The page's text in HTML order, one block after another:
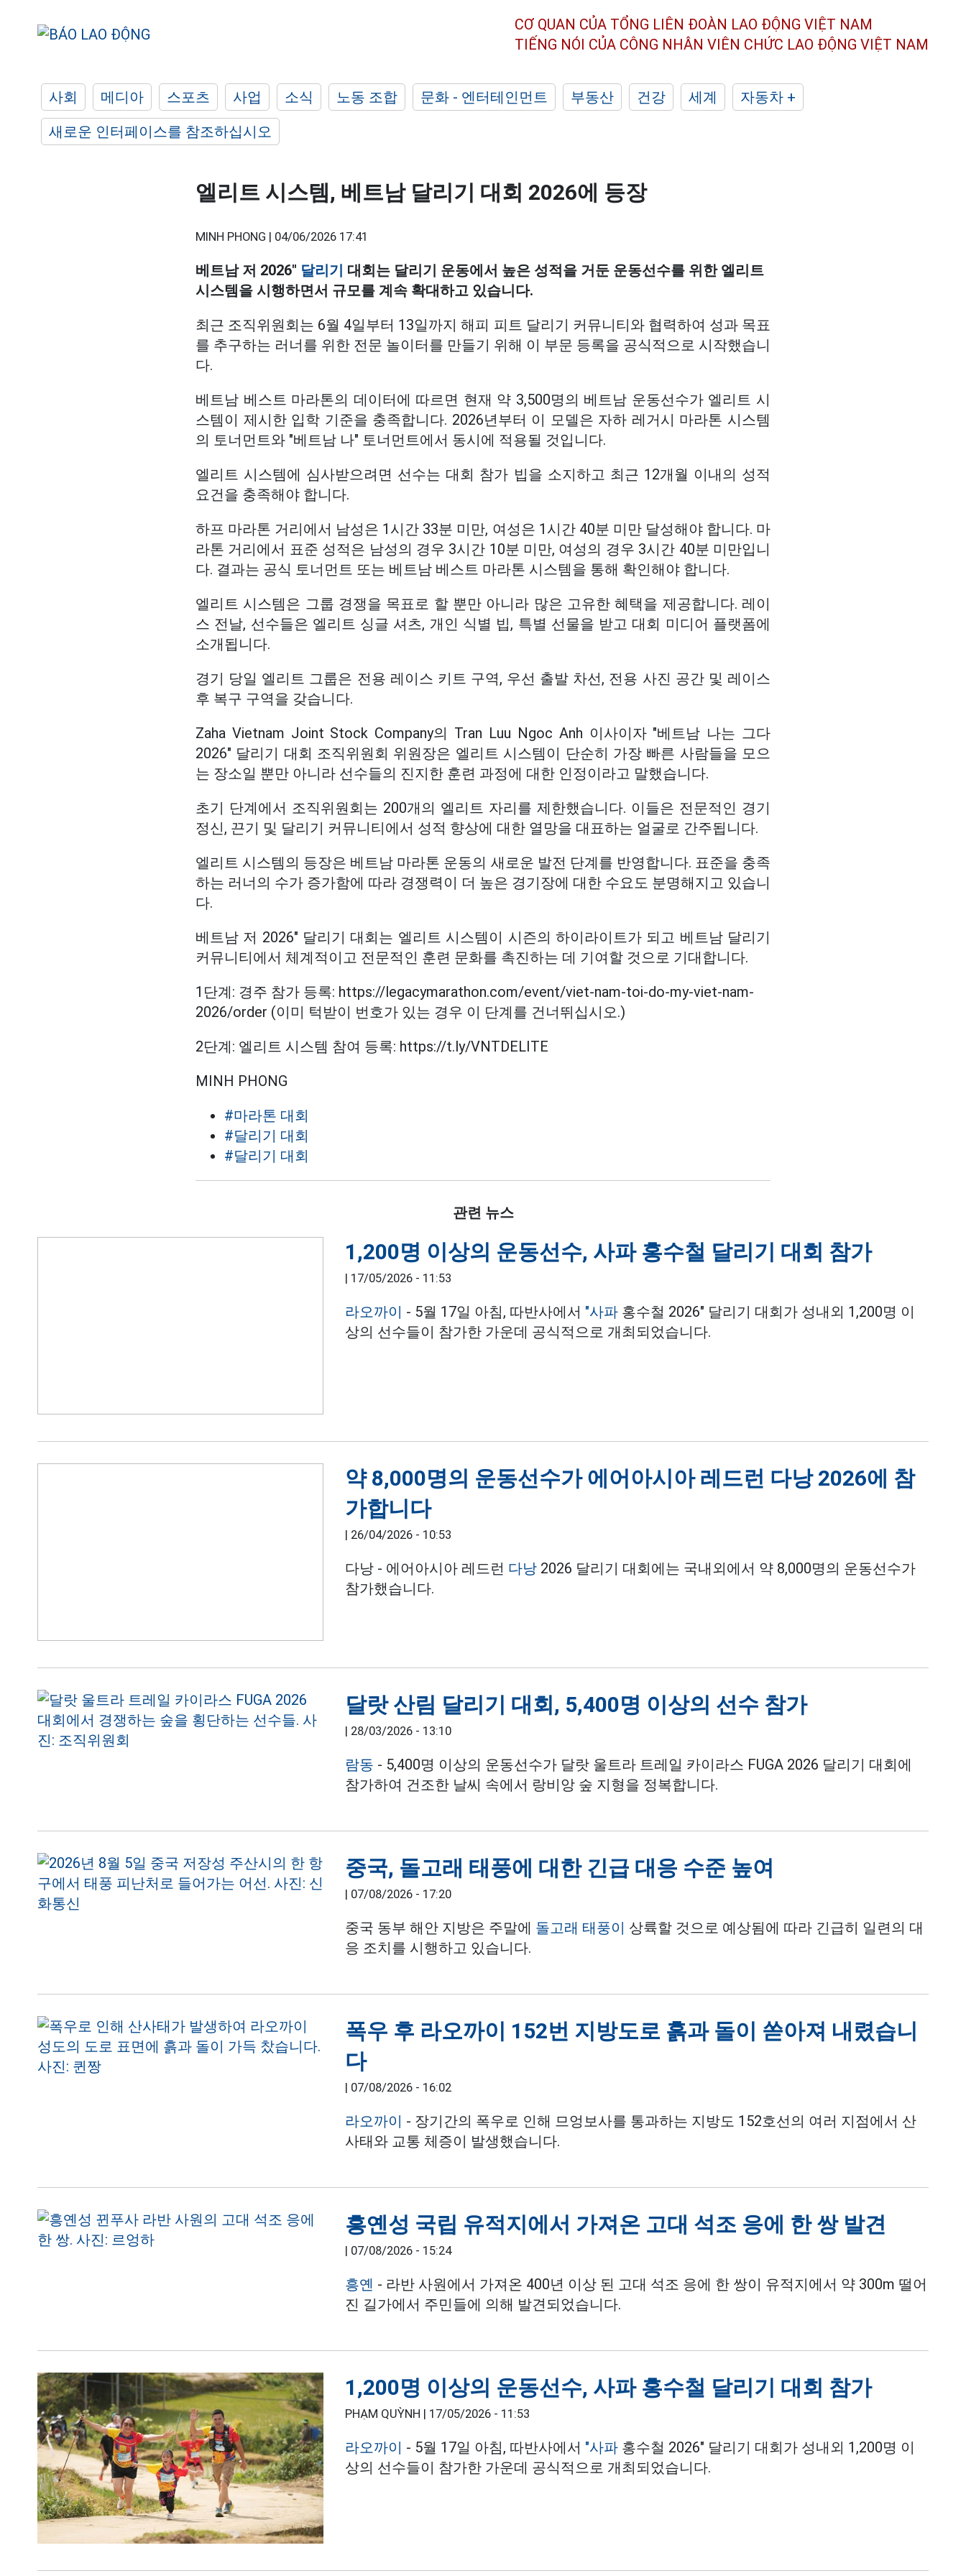
CƠ QUAN CỦA TỔNG LIÊN ĐOÀN LAO ĐỘNG VIỆT NAM
TIẾNG NÓI CỦA CÔNG NHÂN VIÊN CHỨC LAO ĐỘNG VIỆT NAM
사회 메디아 스포츠 사업 소식 노동 조합 문화 - 엔터테인먼트 부동산 건강 세계
자동차 +
새로운 인터페이스를 참조하십시오
엘리트 시스템, 베트남 달리기 대회 2026에 등장
MINH PHONG | 04/06/2026 17:41
베트남 저 2026" 달리기 대회는 달리기 운동에서 높은 성적을 거둔 운동선수를 위한 엘리트
시스템을 시행하면서 규모를 계속 확대하고 있습니다.
최근 조직위원회는 6월 4일부터 13일까지 해피 피트 달리기 커뮤니티와 협력하여 성과 목표
를 추구하는 러너를 위한 전문 놀이터를 만들기 위해 이 부문 등록을 공식적으로 시작했습니
다.
베트남 베스트 마라톤의 데이터에 따르면 현재 약 3,500명의 베트남 운동선수가 엘리트 시
스템이 제시한 입학 기준을 충족합니다. 2026년부터 이 모델은 자하 레거시 마라톤 시스템
의 토너먼트와 "베트남 나" 토너먼트에서 동시에 적용될 것입니다.
엘리트 시스템에 심사받으려면 선수는 대회 참가 빕을 소지하고 최근 12개월 이내의 성적
요건을 충족해야 합니다.
하프 마라톤 거리에서 남성은 1시간 33분 미만, 여성은 1시간 40분 미만 달성해야 합니다. 마
라톤 거리에서 표준 성적은 남성의 경우 3시간 10분 미만, 여성의 경우 3시간 40분 미만입니
다. 결과는 공식 토너먼트 또는 베트남 베스트 마라톤 시스템을 통해 확인해야 합니다.
엘리트 시스템은 그룹 경쟁을 목표로 할 뿐만 아니라 많은 고유한 혜택을 제공합니다. 레이
스 전날, 선수들은 엘리트 싱글 셔츠, 개인 식별 빕, 특별 선물을 받고 대회 미디어 플랫폼에
소개됩니다.
경기 당일 엘리트 그룹은 전용 레이스 키트 구역, 우선 출발 차선, 전용 사진 공간 및 레이스
후 복구 구역을 갖습니다.
Zaha Vietnam Joint Stock Company의 Tran Luu Ngoc Anh 이사이자 "베트남 나는 그다
2026" 달리기 대회 조직위원회 위원장은 엘리트 시스템이 단순히 가장 빠른 사람들을 모으
는 장소일 뿐만 아니라 선수들의 진지한 훈련 과정에 대한 인정이라고 말했습니다.
초기 단계에서 조직위원회는 200개의 엘리트 자리를 제한했습니다. 이들은 전문적인 경기
정신, 끈기 및 달리기 커뮤니티에서 성적 향상에 대한 열망을 대표하는 얼굴로 간주됩니다.
엘리트 시스템의 등장은 베트남 마라톤 운동의 새로운 발전 단계를 반영합니다. 표준을 충족
하는 러너의 수가 증가함에 따라 경쟁력이 더 높은 경기장에 대한 수요도 분명해지고 있습니
다.
베트남 저 2026" 달리기 대회는 엘리트 시스템이 시즌의 하이라이트가 되고 베트남 달리기
커뮤니티에서 체계적이고 전문적인 훈련 문화를 촉진하는 데 기여할 것으로 기대합니다.
1단계: 경주 참가 등록: https://legacymarathon.com/event/viet-nam-toi-do-my-viet-nam-
2026/order (이미 턱받이 번호가 있는 경우 이 단계를 건너뛰십시오.)
2단계: 엘리트 시스템 참여 등록: https://t.ly/VNTDELITE
MINH PHONG
#마라톤 대회
#달리기 대회
#달리기 대회
관련 뉴스
1,200명 이상의 운동선수, 사파 홍수철 달리기 대회 참가
| 17/05/2026 - 11:53
라오까이 - 5월 17일 아침, 따반사에서 "사파 홍수철 2026" 달리기 대회가 성내외 1,200명 이
상의 선수들이 참가한 가운데 공식적으로 개최되었습니다.
약 8,000명의 운동선수가 에어아시아 레드런 다낭 2026에 참
가합니다
| 26/04/2026 - 10:53
다낭 - 에어아시아 레드런 다낭 2026 달리기 대회에는 국내외에서 약 8,000명의 운동선수가
참가했습니다.
달랏 산림 달리기 대회, 5,400명 이상의 선수 참가
| 28/03/2026 - 13:10
람동 - 5,400명 이상의 운동선수가 달랏 울트라 트레일 카이라스 FUGA 2026 달리기 대회에
참가하여 건조한 날씨 속에서 랑비앙 숲 지형을 정복합니다.
중국, 돌고래 태풍에 대한 긴급 대응 수준 높여
| 07/08/2026 - 17:20
중국 동부 해안 지방은 주말에 돌고래 태풍이 상륙할 것으로 예상됨에 따라 긴급히 일련의 대
응 조치를 시행하고 있습니다.
폭우 후 라오까이 152번 지방도로 흙과 돌이 쏟아져 내렸습니
다
| 07/08/2026 - 16:02
라오까이 - 장기간의 폭우로 인해 므엉보사를 통과하는 지방도 152호선의 여러 지점에서 산
사태와 교통 체증이 발생했습니다.
흥옌성 국립 유적지에서 가져온 고대 석조 응에 한 쌍 발견
| 07/08/2026 - 15:24
흥옌 - 라반 사원에서 가져온 400년 이상 된 고대 석조 응에 한 쌍이 유적지에서 약 300m 떨어
진 길가에서 주민들에 의해 발견되었습니다.
1,200명 이상의 운동선수, 사파 홍수철 달리기 대회 참가
PHẠM QUỲNH | 17/05/2026 - 11:53
라오까이 - 5월 17일 아침, 따반사에서 "사파 홍수철 2026" 달리기 대회가 성내외 1,200명 이
상의 선수들이 참가한 가운데 공식적으로 개최되었습니다.